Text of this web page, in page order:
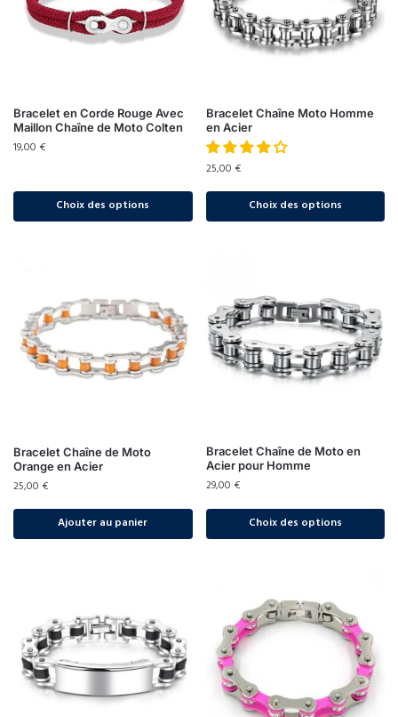
Bracelet en Corde Rouge Avec
Maillon Chaîne de Moto Colten
19,00 €
Choix des options
Bracelet Chaîne Moto Homme
en Acier
25,00 €
Choix des options
Bracelet Chaîne de Moto
Orange en Acier
25,00 €
Ajouter au panier
Bracelet Chaîne de Moto en
Acier pour Homme
29,00 €
Choix des options